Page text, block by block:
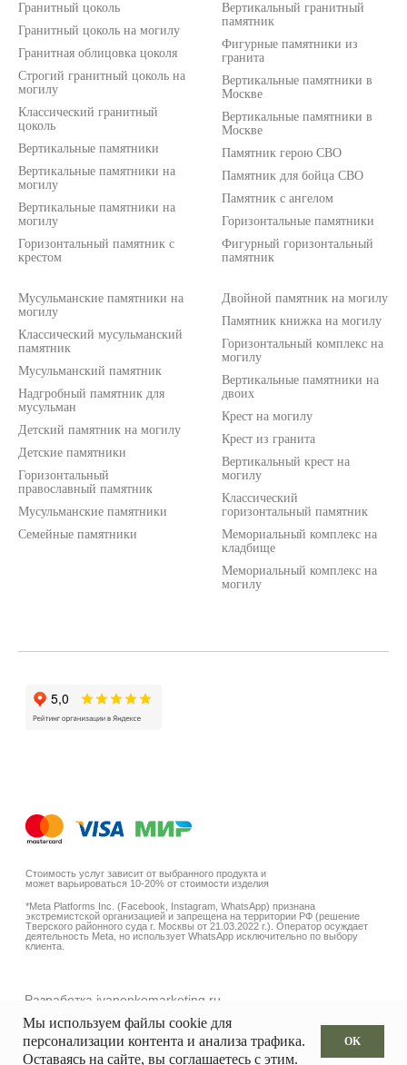
Гранитный цоколь
Гранитный цоколь на могилу
Гранитная облицовка цоколя
Строгий гранитный цоколь на
могилу
Классический гранитный
цоколь
Вертикальные памятники
Вертикальные памятники на
могилу
Вертикальные памятники на
могилу
Горизонтальный памятник с
крестом
Вертикальный гранитный
памятник
Фигурные памятники из
гранита
Вертикальные памятники в
Москве
Вертикальные памятники в
Москве
Памятник герою СВО
Памятник для бойца СВО
Памятник с ангелом
Горизонтальные памятники
Фигурный горизонтальный
памятник
Мусульманские памятники на
могилу
Классический мусульманский
памятник
Мусульманский памятник
Надгробный памятник для
мусульман
Детский памятник на могилу
Детские памятники
Горизонтальный
православный памятник
Мусульманские памятники
Семейные памятники
Двойной памятник на могилу
Памятник книжка на могилу
Горизонтальный комплекс на
могилу
Вертикальные памятники на
двоих
Крест на могилу
Крест из гранита
Вертикальный крест на
могилу
Классический
горизонтальный памятник
Мемориальный комплекс на
кладбище
Мемориальный комплекс на
могилу
Политика конфиденциальности
Разработка ivanenkomarketing.ru
© 2012-2026 ООО «Гранит-Монумент»
Стоимость услуг зависит от выбранного продукта и
экстремистской организацией и запрещена на территории РФ (решение
Тверского районного суда г. Москвы от 21.03.2022 г.). Оператор осуждает
деятельность Meta, но использует WhatsApp исключительно по выбору
клиента.
Мы используем файлы cookie для
персонализации контента и анализа трафика.
Оставаясь на сайте, вы соглашаетесь с этим.
OK